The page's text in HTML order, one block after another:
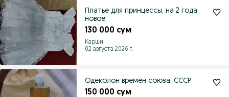
Платье для принцессы, на 2 года
новое
130 000 сум
Карши
02 августа 2026 г.
Одеколон времен союза, СССР
150 000 сум